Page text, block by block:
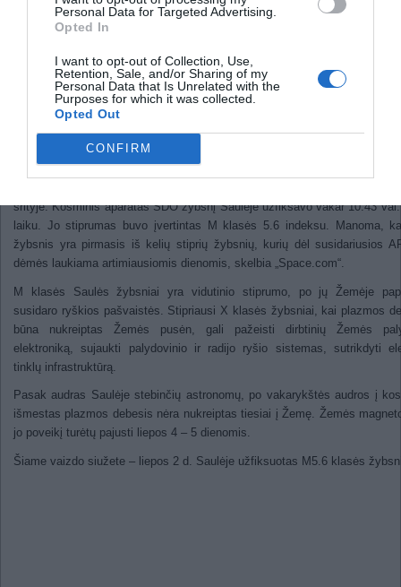
Personal Data for Targeted Advertising.
Opted In
I want to opt-out of Collection, Use,
Retention, Sale, and/or Sharing of my
Personal Data that Is Unrelated with the
Purposes for which it was collected.
Opted Out
CONFIRM
Observatory“ (SDO) vakar Saulėje užfiksavo
M klasės žybsnį. Pranešama, kad į kosminę
jo išmestas plazmos debesis trečiadienį
Skelbiama, kad šios magnetinės audros
srityje. Kosminis aparatas SDO žybsnį Saulėje užfiksavo vakar 10.43
laiku. Jo stiprumas buvo įvertintas M klasės 5.6 indeksu. Manoma,
žybsnis yra pirmasis iš kelių stiprių žybsnių, kurių dėl susidariusios
dėmės laukiama artimiausiomis dienomis, skelbia „Space.com“.
M klasės Saulės žybsniai yra vidutinio stiprumo, po jų Žemėje
susidaro ryškios pašvaistės. Stipriausi X klasės žybsniai, kai plazmos
būna nukreiptas Žemės pusėn, gali pažeisti dirbtinių Žemės
elektroniką, sujaukti palydovinio ir radijo ryšio sistemas, sutrikdyti
tinklų infrastruktūrą.
Pasak audras Saulėje stebinčių astronomų, po vakarykštės audros į
išmestas plazmos debesis nėra nukreiptas tiesiai į Žemę. Žemės
jo poveikį turėtų pajusti liepos 4 – 5 dienomis.
Šiame vaizdo siužete – liepos 2 d. Saulėje užfiksuotas M5.6 klasės